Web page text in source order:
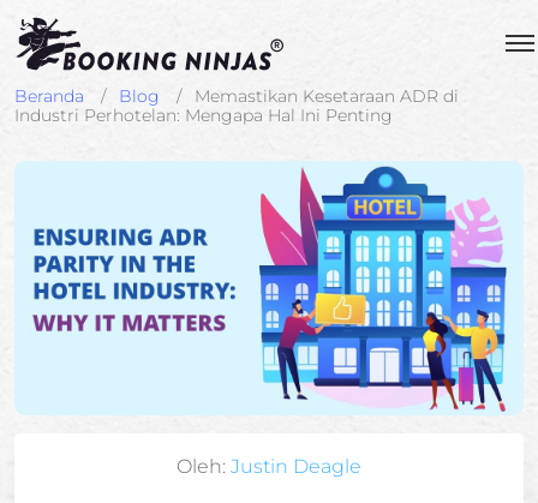
Beranda Blog
Memastikan Kesetaraan ADR di
Industri Perhotelan: Mengapa Hal Ini Penting
Oleh: Justin Deagle